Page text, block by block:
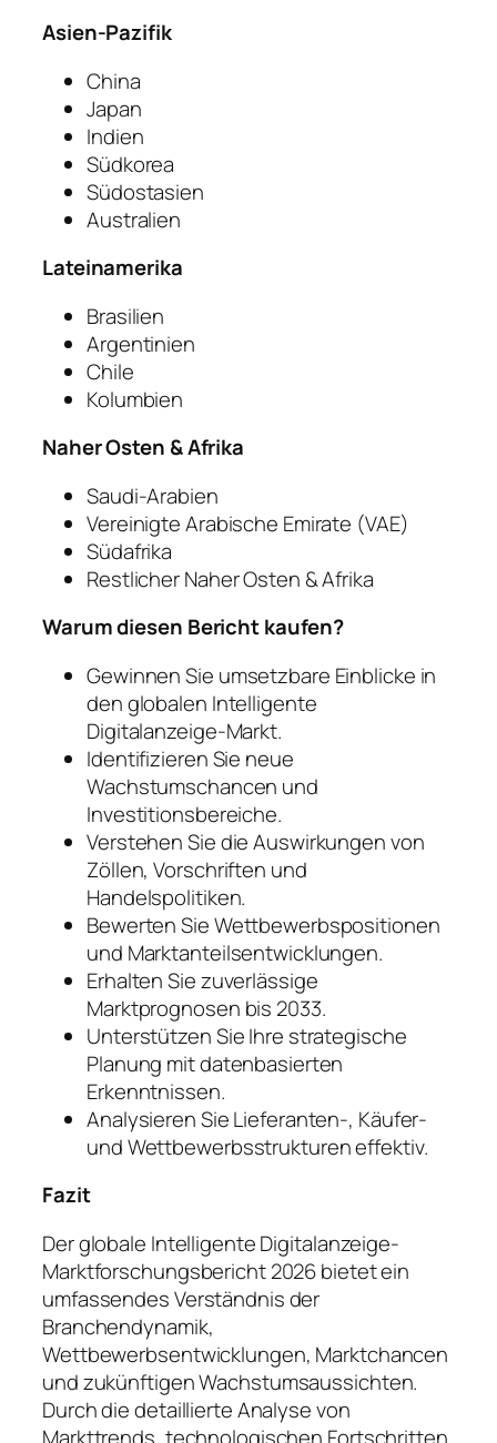
Asien-Pazifik
China
Japan
Indien
Südkorea
Südostasien
Australien
Lateinamerika
Brasilien
Argentinien
Chile
Kolumbien
Naher Osten & Afrika
Saudi-Arabien
Vereinigte Arabische Emirate (VAE)
Südafrika
Restlicher Naher Osten & Afrika
Warum diesen Bericht kaufen?
Gewinnen Sie umsetzbare Einblicke in
den globalen Intelligente
Digitalanzeige-Markt.
Identifizieren Sie neue
Wachstumschancen und
Investitionsbereiche.
Verstehen Sie die Auswirkungen von
Zöllen, Vorschriften und
Handelspolitiken.
Bewerten Sie Wettbewerbspositionen
und Marktanteilsentwicklungen.
Erhalten Sie zuverlässige
Marktprognosen bis 2033.
Unterstützen Sie Ihre strategische
Planung mit datenbasierten
Erkenntnissen.
Analysieren Sie Lieferanten-, Käufer-
und Wettbewerbsstrukturen effektiv.
Fazit
Der globale Intelligente Digitalanzeige-
Marktforschungsbericht 2026 bietet ein
umfassendes Verständnis der
Branchendynamik,
Wettbewerbsentwicklungen, Marktchancen
und zukünftigen Wachstumsaussichten.
Durch die detaillierte Analyse von